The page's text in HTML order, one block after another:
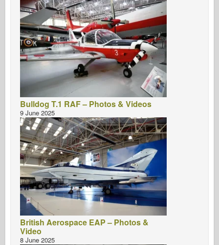
Bulldog T.1 RAF – Photos & Videos
9 June 2025
British Aerospace EAP – Photos &
Video
8 June 2025